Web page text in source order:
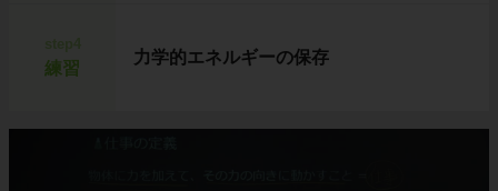
練習
力学的エネルギーの保存